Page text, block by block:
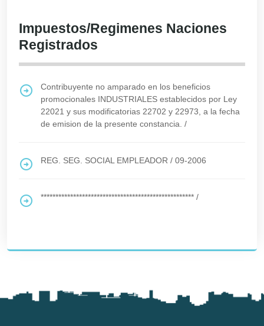
Impuestos/Regimenes Naciones
Registrados
Contribuyente no amparado en los beneficios
promocionales INDUSTRIALES establecidos por Ley
22021 y sus modificatorias 22702 y 22973, a la fecha
de emision de la presente constancia. /
REG. SEG. SOCIAL EMPLEADOR / 09-2006
**************************************************** /